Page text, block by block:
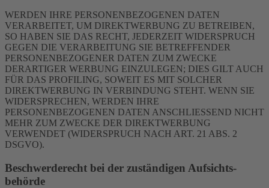
WERDEN IHRE PERSONENBEZOGENEN DATEN
VERARBEITET, UM DIREKTWERBUNG ZU BETREIBEN,
SO HABEN SIE DAS RECHT, JEDERZEIT WIDERSPRUCH
GEGEN DIE VERARBEITUNG SIE BETREFFENDER
PERSONENBEZOGENER DATEN ZUM ZWECKE
DERARTIGER WERBUNG EINZULEGEN; DIES GILT AUCH
FÜR DAS PROFILING, SOWEIT ES MIT SOLCHER
DIREKTWERBUNG IN VERBINDUNG STEHT. WENN SIE
WIDERSPRECHEN, WERDEN IHRE
PERSONENBEZOGENEN DATEN ANSCHLIESSEND NICHT
MEHR ZUM ZWECKE DER DIREKTWERBUNG
VERWENDET (WIDERSPRUCH NACH ART. 21 ABS. 2
DSGVO).
Beschwerde­recht bei der zuständigen Aufsichts­
behörde